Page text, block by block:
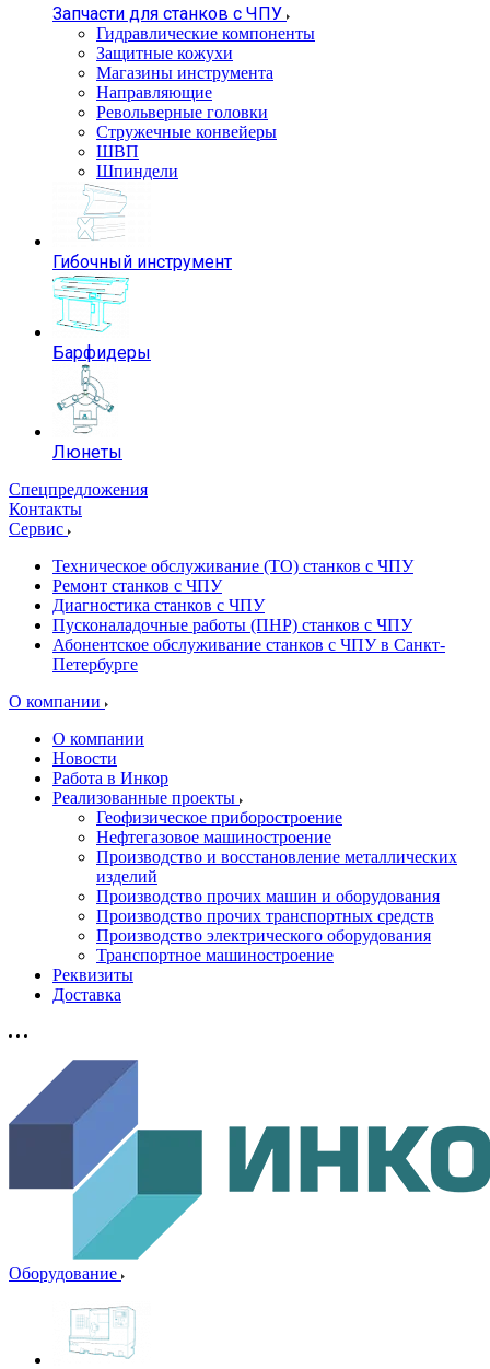
Запчасти для станков с ЧПУ
Гидравлические компоненты
Защитные кожухи
Магазины инструмента
Направляющие
Револьверные головки
Стружечные конвейеры
ШВП
Шпиндели
Гибочный инструмент
Барфидеры
Люнеты
Спецпредложения
Контакты
Сервис
Техническое обслуживание (ТО) станков с ЧПУ
Ремонт станков с ЧПУ
Диагностика станков с ЧПУ
Пусконаладочные работы (ПНР) станков с ЧПУ
Абонентское обслуживание станков с ЧПУ в Санкт-
Петербурге
О компании
О компании
Новости
Работа в Инкор
Реализованные проекты
Геофизическое приборостроение
Нефтегазовое машиностроение
Производство и восстановление металлических
изделий
Производство прочих машин и оборудования
Производство прочих транспортных средств
Производство электрического оборудования
Транспортное машиностроение
Реквизиты
Доставка
Оборудование